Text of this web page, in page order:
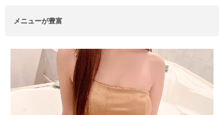
メニューが豊富